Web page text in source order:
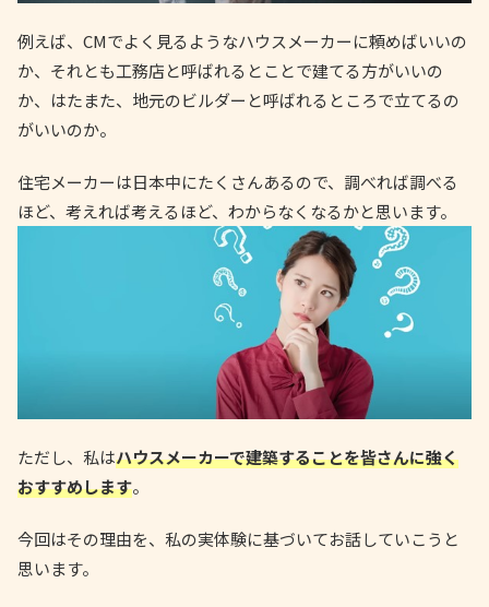
例えば、CMでよく見るようなハウスメーカーに頼めばいいの
か、それとも工務店と呼ばれるとことで建てる方がいいの
か、はたまた、地元のビルダーと呼ばれるところで立てるの
がいいのか。
住宅メーカーは日本中にたくさんあるので、調べれば調べる
ほど、考えれば考えるほど、わからなくなるかと思います。
ただし、私はハウスメーカーで建築することを皆さんに強く
おすすめします。
今回はその理由を、私の実体験に基づいてお話していこうと
思います。